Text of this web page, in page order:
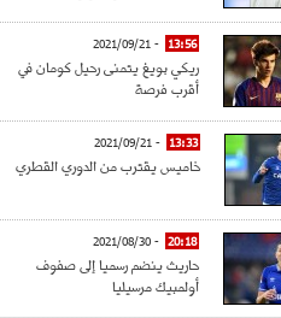
13:56
- 2021/09/21
ريكي بويغ يتمنى رحيل كومان في
أقرب فرصة
13:33
- 2021/09/21
خاميس يقترب من الدوري القطري
20:18
- 2021/08/30
حاريث ينضم رسميا إلى صفوف
أولمبيك مرسيليا